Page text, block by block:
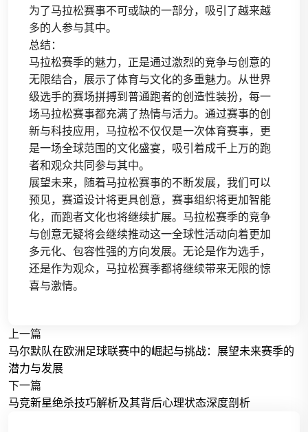
为了马拉松赛事不可或缺的一部分，吸引了越来越
多的人参与其中。
总结：
马拉松赛季的魅力，正是通过激烈的竞争与创意的
无限结合，展示了体育与文化的多重魅力。从世界
级选手的赛场拼搏到普通跑者的创造性装扮，每一
场马拉松赛事都充满了热情与活力。通过赛事的创
新与科技应用，马拉松不仅仅是一次体育赛事，更
是一场全球范围的文化盛宴，吸引着成千上万的跑
者和观众共同参与其中。
展望未来，随着马拉松赛事的不断发展，我们可以
预见，赛道设计将更具创意，赛事组织将更加智能
化，而跑者文化也将继续扩展。马拉松赛季的竞争
与创意无疑将会继续推动这一全球性活动向着更加
多元化、包容性强的方向发展。无论是作为选手，
还是作为观众，马拉松赛季都将继续带来无限的惊
喜与激情。
上一篇
马尔默队在欧洲足球联赛中的崛起与挑战：展望未来赛季的
潜力与发展
下一篇
马竞新星绝杀技巧解析及其背后心理状态深度剖析